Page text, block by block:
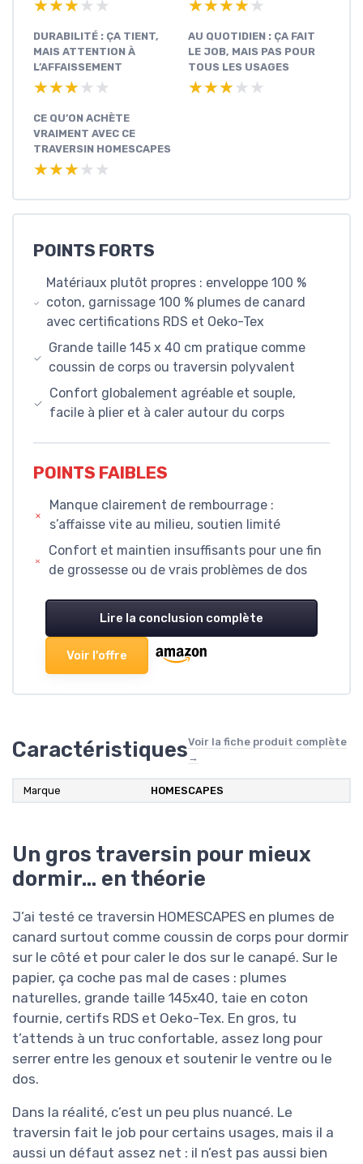
★★★★★
★★★★★ ★★★★★
★★★★★
DURABILITÉ : ÇA TIENT,
MAIS ATTENTION À
L’AFFAISSEMENT
★★★★★
★★★★★
AU QUOTIDIEN : ÇA FAIT
LE JOB, MAIS PAS POUR
TOUS LES USAGES
★★★★★
★★★★★
CE QU’ON ACHÈTE
VRAIMENT AVEC CE
TRAVERSIN HOMESCAPES
★★★★★
★★★★★
POINTS FORTS
Matériaux plutôt propres : enveloppe 100 %
coton, garnissage 100 % plumes de canard
avec certifications RDS et Oeko-Tex
Grande taille 145 x 40 cm pratique comme
coussin de corps ou traversin polyvalent
Confort globalement agréable et souple,
facile à plier et à caler autour du corps
POINTS FAIBLES
Manque clairement de rembourrage :
s’affaisse vite au milieu, soutien limité
Confort et maintien insuffisants pour une fin
de grossesse ou de vrais problèmes de dos
Lire la conclusion complète
Voir l'offre
CaractéristiquesVoir la fiche produit complète
→
Marque HOMESCAPES
Un gros traversin pour mieux
dormir… en théorie
J’ai testé ce traversin HOMESCAPES en plumes de
canard surtout comme coussin de corps pour dormir
sur le côté et pour caler le dos sur le canapé. Sur le
papier, ça coche pas mal de cases : plumes
naturelles, grande taille 145x40, taie en coton
fournie, certifs RDS et Oeko-Tex. En gros, tu
t’attends à un truc confortable, assez long pour
serrer entre les genoux et soutenir le ventre ou le
dos.
Dans la réalité, c’est un peu plus nuancé. Le
traversin fait le job pour certains usages, mais il a
aussi un défaut assez net : il n’est pas aussi bien